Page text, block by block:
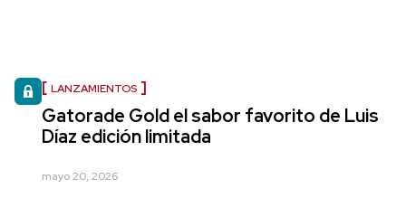
LANZAMIENTOS
Gatorade Gold el sabor favorito de Luis
Díaz edición limitada
mayo 20, 2026